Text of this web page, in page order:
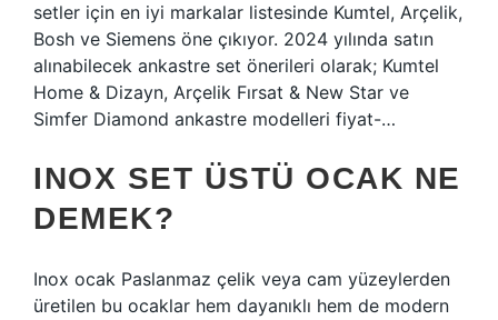
setler için en iyi markalar listesinde Kumtel, Arçelik,
Bosh ve Siemens öne çıkıyor. 2024 yılında satın
alınabilecek ankastre set önerileri olarak; Kumtel
Home & Dizayn, Arçelik Fırsat & New Star ve
Simfer Diamond ankastre modelleri fiyat-…
INOX SET ÜSTÜ OCAK NE
DEMEK?
Inox ocak Paslanmaz çelik veya cam yüzeylerden
üretilen bu ocaklar hem dayanıklı hem de modern